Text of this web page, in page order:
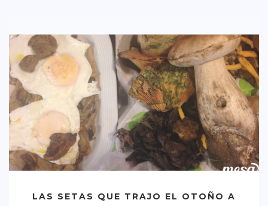
LAS SETAS QUE TRAJO EL OTOÑO A